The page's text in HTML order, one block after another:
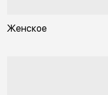
Женское